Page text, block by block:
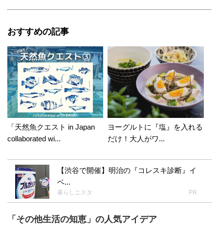
おすすめの記事
「天然魚クエスト in Japan
collaborated wi...
ヨーグルトに『塩』を入れる
だけ！大人がワ...
【渋谷で開催】明治の『コレスキ診断』イ
ベ...
暮らしニスタ PR
「その他生活の知恵」の人気アイデア